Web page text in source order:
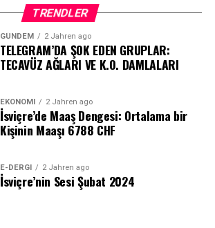
TRENDLER
GÜNDEM 2 Jahren ago
TELEGRAM’DA ŞOK EDEN GRUPLAR:
TECAVÜZ AĞLARI VE K.O. DAMLALARI
EKONOMI 2 Jahren ago
İsviçre’de Maaş Dengesi: Ortalama bir
Kişinin Maaşı 6788 CHF
E-DERGI 2 Jahren ago
İsviçre’nin Sesi Şubat 2024